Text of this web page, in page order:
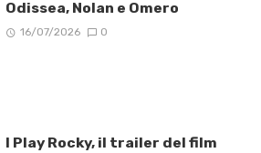
Odissea, Nolan e Omero
16/07/2026 0
I Play Rocky, il trailer del film